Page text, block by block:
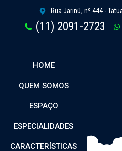
Rua Jarinú, nº 444 -
(11) 2091-2723
HOME
QUEM SOMOS
ESPAÇO
ESPECIALIDADES
CARACTERÍSTICAS